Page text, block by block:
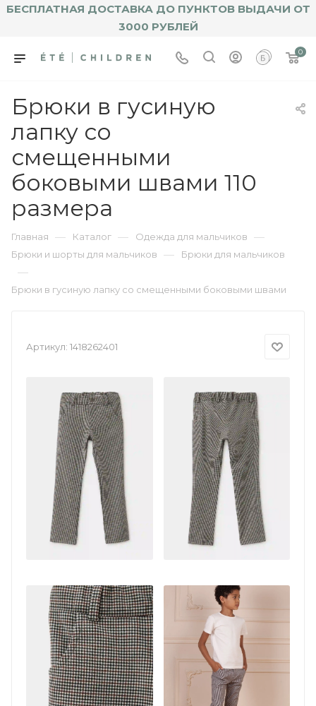
БЕСПЛАТНАЯ ДОСТАВКА ДО ПУНКТОВ ВЫДАЧИ ОТ
3000 РУБЛЕЙ
0
Брюки в гусиную
лапку со
смещенными
боковыми швами 110
размера
Главная — Каталог — Одежда для мальчиков —
Брюки и шорты для мальчиков — Брюки для мальчиков
—
Брюки в гусиную лапку со смещенными боковыми швами
Артикул: 1418262401